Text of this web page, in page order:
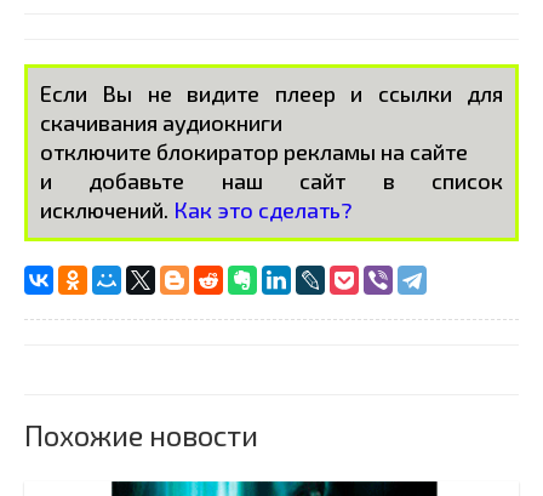
Если Вы не видите плеер и ссылки для
скачивания аудиокниги
отключите блокиратор рекламы на сайте
и добавьте наш сайт в список
исключений. Как это сделать?
Похожие новости